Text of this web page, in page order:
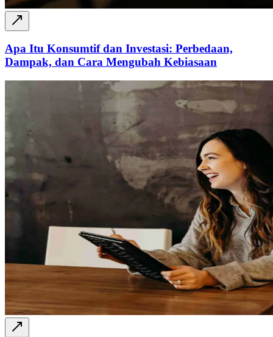
Apa Itu Konsumtif dan Investasi: Perbedaan,
Dampak, dan Cara Mengubah Kebiasaan